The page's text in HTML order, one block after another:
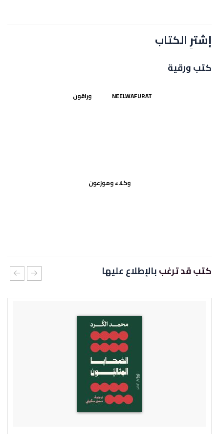
إشترِ الكتاب
كتب ورقية
NEELWAFURAT وراقون
وكلاء وموزعون
كتب قد ترغببالإطلاع عليها